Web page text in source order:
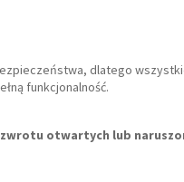
dlatego
funkcjonalność.
zwrotu otwartych lub